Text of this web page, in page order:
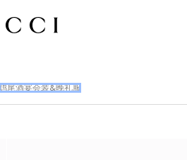
鸡尾酒宴会装&晚礼服